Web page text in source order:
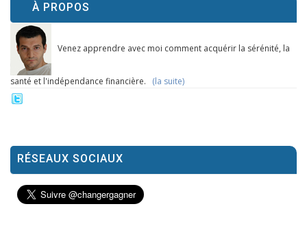
À PROPOS
Venez apprendre avec moi comment acquérir la sérénité, la
santé et l'indépendance financière. (la suite)
RÉSEAUX SOCIAUX